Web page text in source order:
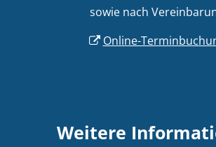
sowie nach
Online-
Weitere